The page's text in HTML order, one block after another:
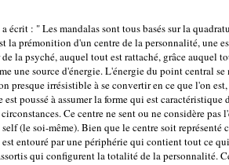
écrit : " Les mandalas sont tous basés sur la
la prémonition d'un centre de la personnalité, une
la psyché, auquel tout est rattaché, grâce auquel
une source d'énergie. L'énergie du point central se
presque irrésistible à se convertir en ce que l'on
est poussé à assumer la forme qui est caractéristique
Ce centre ne sent ou ne considère pas
(le soi-même). Bien que le centre soit représenté
entouré par une périphérie qui contient tout ce
qui configurent la totalité de la personnalité.